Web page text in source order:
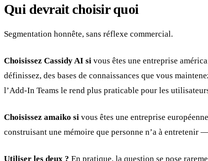
Qui devrait choisir quoi
Segmentation honnête, sans réflexe commercial.
Choisissez Cassidy AI si vous êtes une entreprise
définissez, des bases de connaissances que vous
l’Add-In Teams le rend plus praticable pour les
Choisissez amaiko si vous êtes une entreprise
construisant une mémoire que personne n’a à entretenir
Utiliser les deux ? En pratique, la question se pose